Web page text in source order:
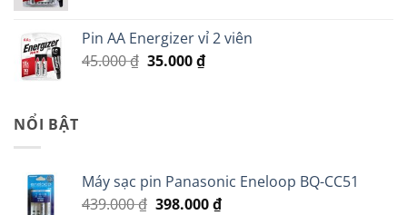
70.000 ₫.là:
60.000 ₫.
Pin AA Energizer vỉ 2 viên
45.000₫ Giá
35.000₫Giá
NỔI BẬT
Máy sạc pin Panasonic Eneloop BQ-CC51
439.000₫ Giá
398.000₫Giá